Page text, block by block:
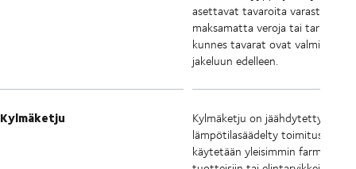
asettavat tavaroita varastoon
maksamatta veroja tai tariffeja,
kunnes tavarat ovat valmiita
jakeluun edelleen.
Kylmäketju
Kylmäketju on jäähdytetty,
lämpötilasäädelty toimitusketju,
käytetään yleisimmin